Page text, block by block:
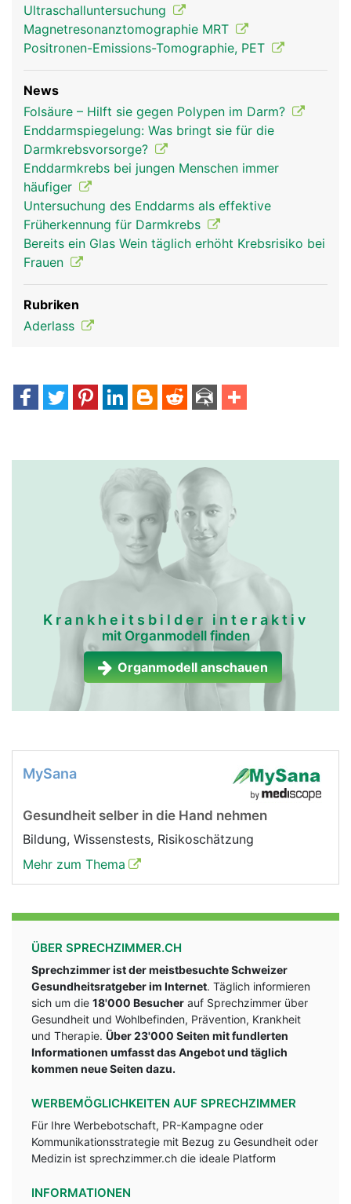
Ultraschalluntersuchung
Magnetresonanztomographie MRT
Positronen-Emissions-Tomographie, PET
News
Folsäure – Hilft sie gegen Polypen im Darm?
Enddarmspiegelung: Was bringt sie für die
Darmkrebsvorsorge?
Enddarmkrebs bei jungen Menschen immer
häufiger
Untersuchung des Enddarms als effektive
Früherkennung für Darmkrebs
Bereits ein Glas Wein täglich erhöht Krebsrisiko bei
Frauen
Rubriken
Aderlass
Krankheitsbilder interaktiv
mit Organmodell finden
Organmodell anschauen
MySana
Gesundheit selber in die Hand nehmen
Bildung, Wissenstests, Risikoschätzung
Mehr zum Thema
ÜBER SPRECHZIMMER.CH
Sprechzimmer ist der meistbesuchte Schweizer
Gesundheitsratgeber im Internet. Täglich informieren
sich um die 18'000 Besucher auf Sprechzimmer über
Gesundheit und Wohlbefinden, Prävention, Krankheit
und Therapie. Über 23'000 Seiten mit fundlerten
Informationen umfasst das Angebot und täglich
kommen neue Seiten dazu.
WERBEMÖGLICHKEITEN AUF SPRECHZIMMER
Für Ihre Werbebotschaft, PR-Kampagne oder
Kommunikationsstrategie mit Bezug zu Gesundheit oder
Medizin ist sprechzimmer.ch die ideale Platform
INFORMATIONEN